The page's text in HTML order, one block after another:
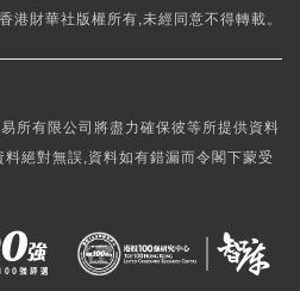
香港財華社版權所有,未經同意不得轉載。
所有限公司將盡力確保彼等所提供資料
絕對無誤,資料如有錯漏而令閣下蒙受